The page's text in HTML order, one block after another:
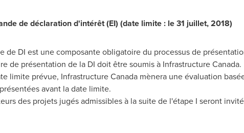
de déclaration d'intérêt (EI) (date limite : le 31 juillet, 2018)
de DI est une composante obligatoire du processus de
de présentation de la DI doit être soumis à Infrastructure Canada.
limite prévue, Infrastructure Canada mènera une évaluation
avant la date limite.
des projets jugés admissibles à la suite de l'étape I seront